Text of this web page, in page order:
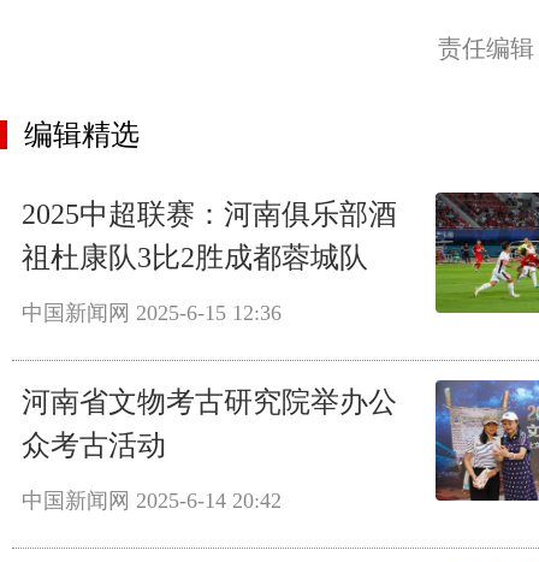
责任编
编辑精选
2025中超联赛：河南俱乐部酒
祖杜康队3比2胜成都蓉城队
中国新闻网 2025-6-15 12:36
河南省文物考古研究院举办公
众考古活动
中国新闻网 2025-6-14 20:42